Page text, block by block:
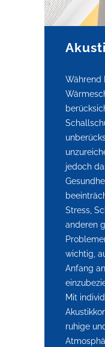
Während
jedoch
Stress,
anderen
wichtig,
Anfang
Mit
ruhige